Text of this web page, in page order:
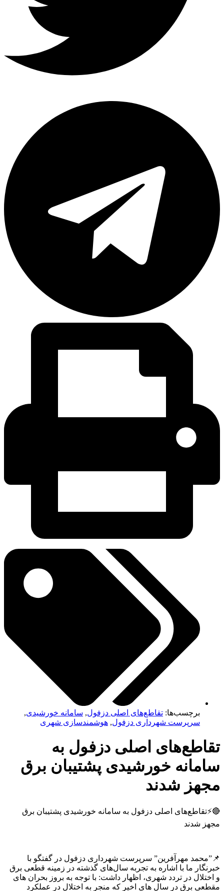
برچسب‌ها:تقاطع‌های اصلی دزفول, سامانه خورشیدی,
سرپرست شهرداری دزفول, هوشمندسازی شهری
اصلی دزفول به
خورشیدی پشتیبان برق
شدند
اصلی دزفول به سامانه خورشیدی پشتیبان برق
شدند
مهرآفرین” سرپرست شهرداری دزفول در گفتگو با
ما با اشاره به تجربه سال‌های گذشته در زمینه قطعی برق
در تردد شهری، اظهار داشت: با توجه به بروز بحران‌ های
برق در سال‌ های اخیر که منجر به اختلال در عملکرد